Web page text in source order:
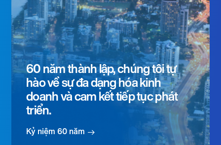
60 năm thành lập, chúng tôi tự
hào về sự đa dạng hóa kinh
doanh và cam kết tiếp tục phát
triển.
Kỷ niệm 60 năm